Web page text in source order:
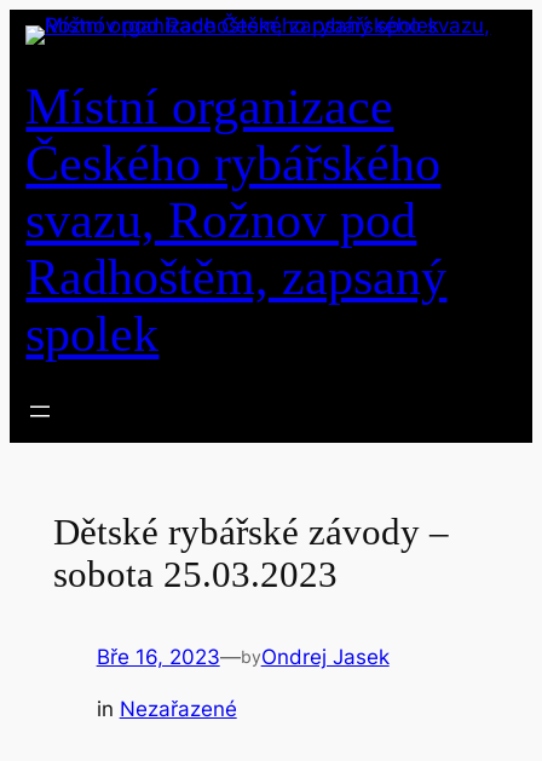
Přeskočit
obsah
Místní organizace
Českého rybářského
svazu, Rožnov pod
Radhoštěm, zapsaný
spolek
Dětské rybářské závody –
sobota 25.03.2023
Bře 16, 2023—byOndrej Jasek
in Nezařazené